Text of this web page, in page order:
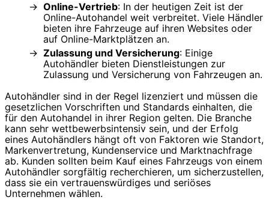
Online-Vertrieb: In der heutigen Zeit ist der
Online-Autohandel weit verbreitet. Viele Händler
bieten ihre Fahrzeuge auf ihren Websites oder
auf Online-Marktplätzen an.
Zulassung und Versicherung: Einige
Autohändler bieten Dienstleistungen zur
Zulassung und Versicherung von Fahrzeugen an.
Autohändler sind in der Regel lizenziert und müssen die
gesetzlichen Vorschriften und Standards einhalten, die
für den Autohandel in ihrer Region gelten. Die Branche
kann sehr wettbewerbsintensiv sein, und der Erfolg
eines Autohändlers hängt oft von Faktoren wie Standort,
Markenvertretung, Kundenservice und Marktnachfrage
ab. Kunden sollten beim Kauf eines Fahrzeugs von einem
Autohändler sorgfältig recherchieren, um sicherzustellen,
dass sie ein vertrauenswürdiges und seriöses
Unternehmen wählen.